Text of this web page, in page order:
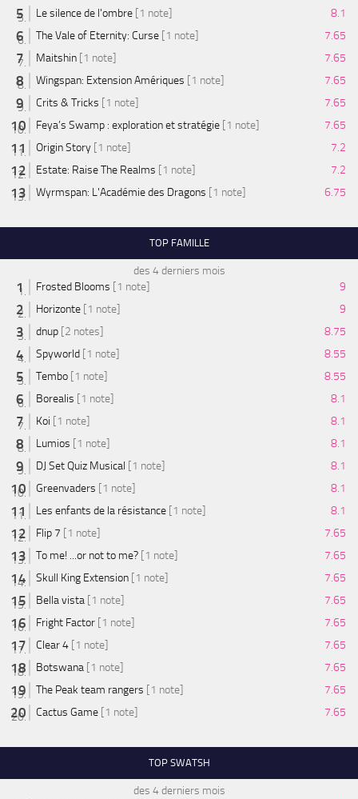
Le silence de l'ombre [1 note]
8.1
The Vale of Eternity: Curse [1 note]
7.65
Maitshin [1 note]
7.65
Wingspan: Extension Amériques [1 note]
7.65
Crits & Tricks [1 note]
7.65
Feya’s Swamp : exploration et stratégie [1 note]
7.65
Origin Story [1 note]
7.2
Estate: Raise The Realms [1 note]
7.2
Wyrmspan: L'Académie des Dragons [1 note] 6.75
TOP FAMILLE
des 4 derniers mois
Frosted Blooms [1 note]
9
Horizonte [1 note]
9
dnup [2 notes]
8.75
Spyworld [1 note]
8.55
Tembo [1 note]
8.55
Borealis [1 note]
8.1
Koi [1 note]
8.1
Lumios [1 note]
8.1
DJ Set Quiz Musical [1 note]
8.1
Greenvaders [1 note]
8.1
Les enfants de la résistance [1 note]
8.1
Flip 7 [1 note]
7.65
To me! ...or not to me? [1 note]
7.65
Skull King Extension [1 note]
7.65
Bella vista [1 note]
7.65
Fright Factor [1 note]
7.65
Clear 4 [1 note]
7.65
Botswana [1 note]
7.65
The Peak team rangers [1 note]
7.65
Cactus Game [1 note] 7.65
TOP SWATSH
des 4 derniers mois